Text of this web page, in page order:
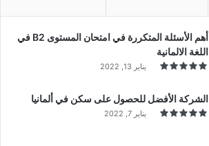
أهم الأسئلة المتكررة في امتحان المستوى B2 في
اللغة الالمانية
يناير 13, 2022
الشركة الأفضل للحصول على سكن في ألمانيا
يناير 7, 2022